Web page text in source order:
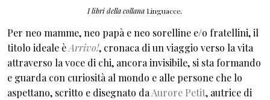
I libri della collana Linguacce.
Per neo mamme, neo papà e neo sorelline e/o fratellini, il
titolo ideale èArrivo!, cronaca di un viaggio verso la vita
attraverso la voce di chi, ancora invisibile, si sta formando
e guarda con curiosità al mondo e alle persone che lo
aspettano, scritto e disegnato da Aurore Petit, autrice di